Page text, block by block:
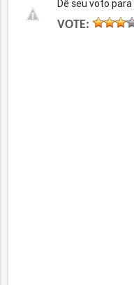
Dê seu voto para
VOTE: